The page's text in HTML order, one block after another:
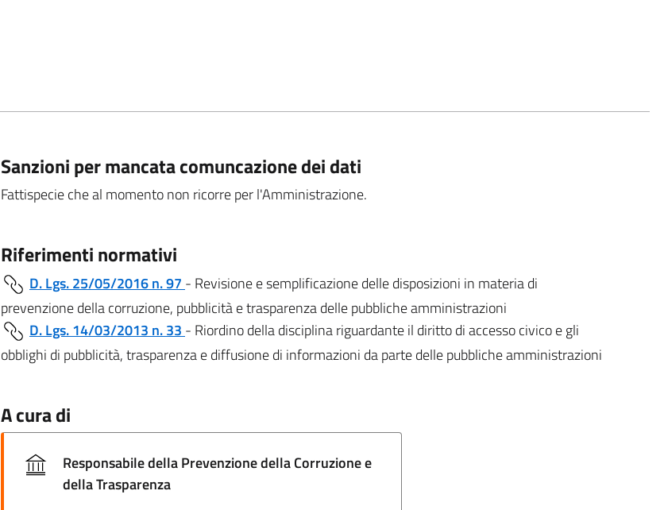
Sanzioni per mancata comuncazione dei dati
Fattispecie che al momento non ricorre per l'Amministrazione.
Riferimenti normativi
D. Lgs. 25/05/2016 n. 97 - Revisione e semplificazione delle disposizioni in materia di
prevenzione della corruzione, pubblicità e trasparenza delle pubbliche amministrazioni
D. Lgs. 14/03/2013 n. 33 - Riordino della disciplina riguardante il diritto di accesso civico e gli
obblighi di pubblicità, trasparenza e diffusione di informazioni da parte delle pubbliche amministrazioni
A cura di
Responsabile della Prevenzione della Corruzione e
della Trasparenza